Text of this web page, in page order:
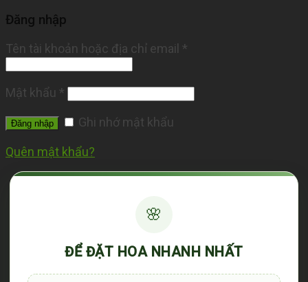
Đăng nhập
Tên tài khoản hoặc địa chỉ email *
Mật khẩu *
Đăng nhập Ghi nhớ mật khẩu
Quên mật khẩu?
🌸
ĐỂ ĐẶT HOA NHANH NHẤT